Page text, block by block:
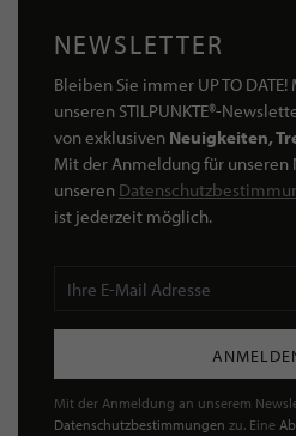
NEWSLETTER
Bleiben Sie immer UP TO
unseren STILPUNKTE®-
von exklusiven Neuigkeiten,
Mit der Anmeldung für
unseren
ist jederzeit möglich.
Mit der Anmeldung an unserem
Datenschutzbestimmungen zu. Eine